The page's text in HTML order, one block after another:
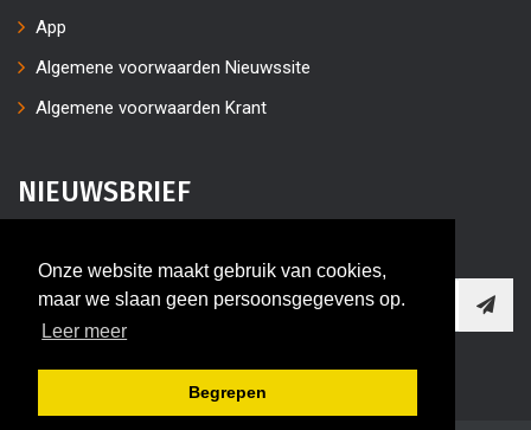
Onze website maakt gebruik van cookies,
maar we slaan geen persoonsgegevens op.
Leer meer
Begrepen
App
Algemene voorwaarden Nieuwssite
Algemene voorwaarden Krant
NIEUWSBRIEF